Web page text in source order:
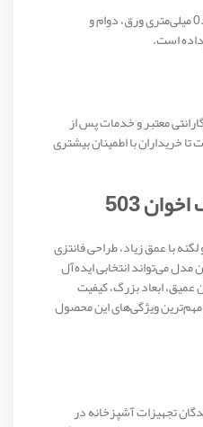
استیل ضدزنگ 304 و ضخامت 0.8 میلی‌متری ورق، دوام و
است.
این محصول 10 سال گارانتی معتبر و خدمات پس از
خریداران با اطمینان بیشتری
503
با عمق زیاد، طراحی فانتزی
مدل می‌تواند انتخابی ایده‌آل
ابعاد بزرگ، کیفیت
مهم‌ترین ویژگی‌های این محصول
تجهیزات آشپزخانه در